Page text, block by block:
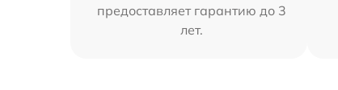
предоставляет гарантию до 3
лет.